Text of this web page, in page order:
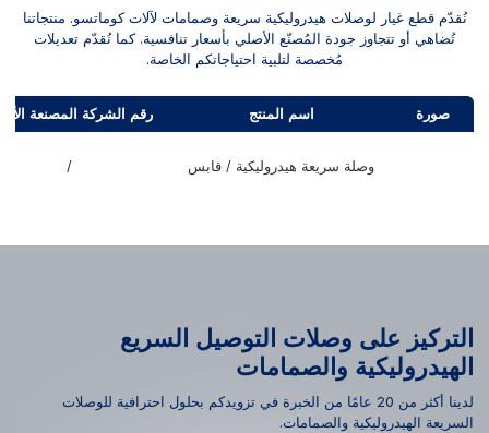
نُقدّم قطع غيار لوصلات هيدروليكية سريعة وصمامات لآلات كوماتسو. منتجاتنا
تُضاهي أو تتجاوز جودة المُصنّع الأصلي بأسعار تنافسية. كما نُقدّم تعديلات
مُخصصة لتلبية احتياجاتكم الخاصة.
صورة اسم المنتج رقم الشركة المصنعة
وصلة سريعة هيدروليكية / قابس /
التركيز على وصلات التوصيل السريع
الهيدروليكية والصمامات
لدينا أكثر من 20 عامًا من الخبرة في تزويدكم بحلول احترافية للوصلات
السريعة الهيدروليكية والصمامات.